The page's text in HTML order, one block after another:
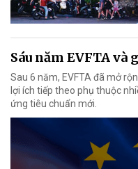
Sáu năm EVFTA
Sau 6 năm, EVFTA đã mở
lợi ích tiếp theo phụ thuộc
ứng tiêu chuẩn mới.